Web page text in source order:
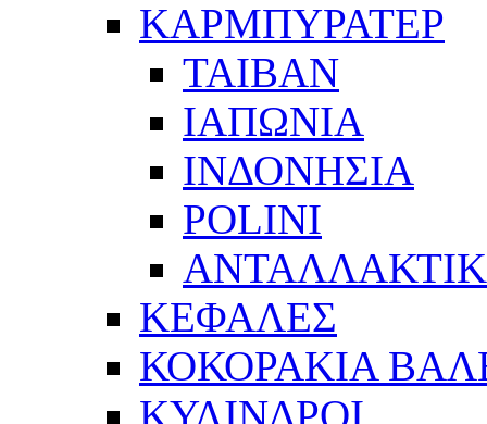
ΚΑΡΜΠΥΡΑΤΕΡ
ΤΑΙΒΑΝ
ΙΑΠΩΝΙΑ
ΙΝΔΟΝΗΣΙΑ
POLINI
ΚΕΦΑΛΕΣ
ΚΟΚΟΡΑΚΙΑ